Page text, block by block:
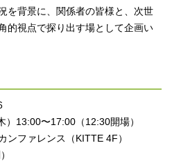
を背景に、関係者の皆様と、次世
的視点で探り出す場として企画い
）13:00〜17:00（12:30開場）
ンファレンス（KITTE 4F）